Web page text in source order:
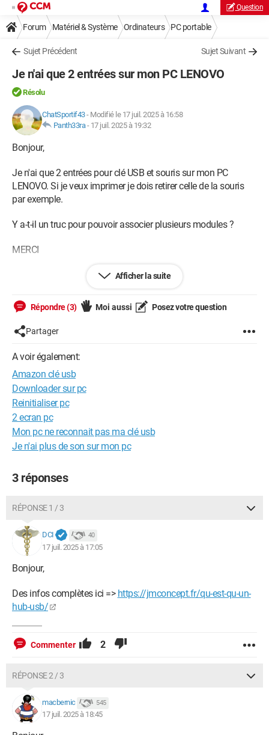
Question
Forum Matériel & Système Ordinateurs PC portable
Sujet Précédent Sujet Suivant
Je n'ai que 2 entrées sur mon PC LENOVO
Résolu
ChatSportif43- Modifié le 17 juil. 2025 à 16:58
Panth33ra- 17 juil. 2025 à 19:32
Bonjour,
Je n'ai que 2 entrées pour clé USB et souris sur mon PC
LENOVO. Si je veux imprimer je dois retirer celle de la souris
par exemple.
Y a-t-il un truc pour pouvoir associer plusieurs modules ?
MERCI
Afficher la suite
Répondre (3) Moi aussi Posez votre question
Partager
A voir également:
Amazon clé usb
Downloader sur pc
Reinitialiser pc
2 ecran pc
Mon pc ne reconnait pas ma clé usb
Je n'ai plus de son sur mon pc
3 réponses
RÉPONSE 1 / 3
DCI 40
17 juil. 2025 à 17:05
Bonjour,
Des infos complètes ici => https://jmconcept.fr/qu-est-qu-un-
hub-usb/
Commenter 2
RÉPONSE 2 / 3
macbernic 545
17 juil. 2025 à 18:45